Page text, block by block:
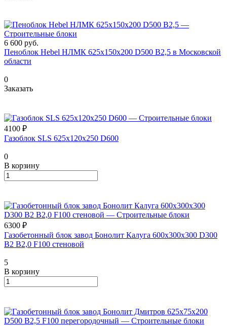
6 600 руб.
Пеноблок Hebel НЛМК 625x150x200 D500 В2,5 в Московской
области
0
Заказать
4100 ₽
Газоблок SLS 625х120х250 D600
0
В корзину
6300 ₽
Газобетонный блок завод Бонолит Калуга 600х300х300 D300
B2 B2,0 F100 стеновой
5
В корзину